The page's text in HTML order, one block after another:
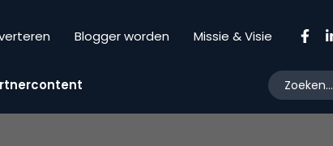
Blogger worden Missie & Visie